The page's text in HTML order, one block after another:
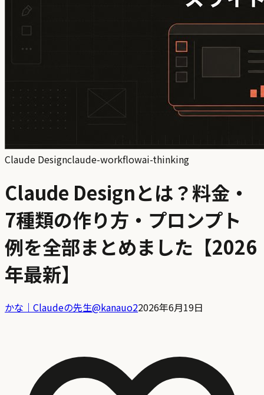
Claude Designclaude-workflowai-thinking
Claude Designとは？料金・
7種類の作り方・プロンプト
例を全部まとめました【2026
年最新】
かな｜Claudeの先生@kanauo22026年6月19日